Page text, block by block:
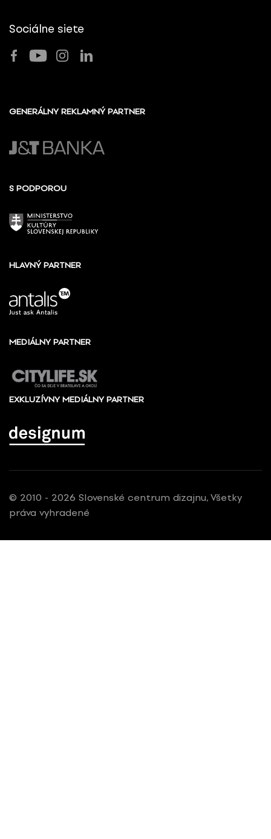
Sociálne siete
GENERÁLNY REKLAMNÝ PARTNER
S PODPOROU
HLAVNÝ PARTNER
MEDIÁLNY PARTNER
EXKLUZÍVNY MEDIÁLNY PARTNER
© 2010 - 2026 Slovenské centrum dizajnu, Všetky
práva vyhradené